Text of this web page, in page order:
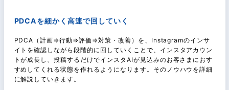
PDCAを細かく高速で回していく
PDCA（計画⇒行動⇒評価⇒対策・改善）を、Instagramのインサ
イトを確認しながら段階的に回していくことで、インスタアカウン
トが成長し、投稿するだけでインスタAIが見込みのお客さまにおす
すめしてくれる状態を作れるようになります。そのノウハウを詳細
に解説していきます。